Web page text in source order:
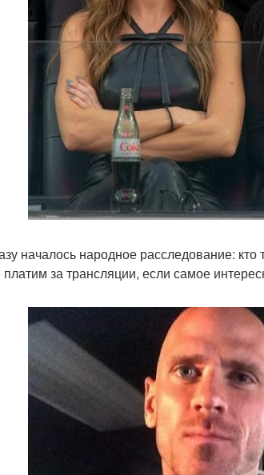
началось народное расследование:
за трансляции, если самое